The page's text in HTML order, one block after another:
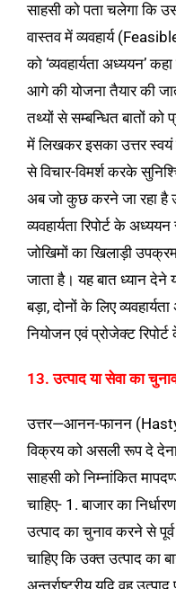
साहसी को पता चलेगा कि
वास्तव में व्यवहार्य
को ‘व्यवहार्यता अध्ययन’
आगे की योजना तैयार की
तथ्यों से सम्बन्धित बातों
में लिखकर इसका उत्तर स्वयं
से विचार-विमर्श करके
अब जो कुछ करने जा रहा है
व्यवहार्यता रिपोर्ट के
जोखिमों का खिलाड़ी
जाता है। यह बात ध्यान देने
बड़ा, दोनों के लिए
नियोजन एवं प्रोजेक्ट
13. उत्पाद या सेवा का
उत्तर—आनन-फानन
विक्रय को असली रूप दे
साहसी को निम्नांकित
चाहिए- 1. बाजार का
उत्पाद का चुनाव करने से
चाहिए कि उक्त उत्पाद का
अन्तर्राष्ट्रीय यदि वह